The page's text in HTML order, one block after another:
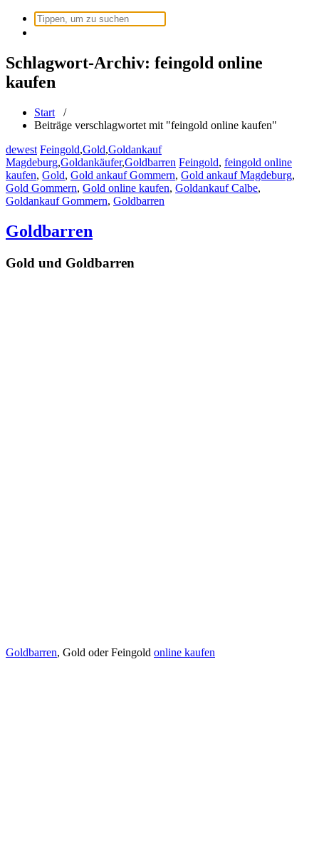
Suche
nach:
Schlagwort-Archiv: feingold online
kaufen
Start /
Beiträge verschlagwortet mit "feingold online kaufen"
dewest Feingold,Gold,Goldankauf
Magdeburg,Goldankäufer,Goldbarren Feingold, feingold online
kaufen, Gold, Gold ankauf Gommern, Gold ankauf Magdeburg,
Gold Gommern, Gold online kaufen, Goldankauf Calbe,
Goldankauf Gommern, Goldbarren
Goldbarren
Gold und Goldbarren
Goldbarren, Gold oder Feingold online kaufen